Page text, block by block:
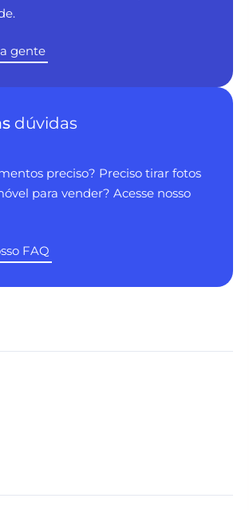
gente
dúvidas
preciso? Preciso tirar fotos
para vender? Acesse nosso
FAQ